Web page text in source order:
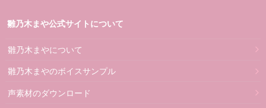
雛乃木まや公式サイトについて
雛乃木まやについて
雛乃木まやのボイスサンプル
声素材のダウンロード